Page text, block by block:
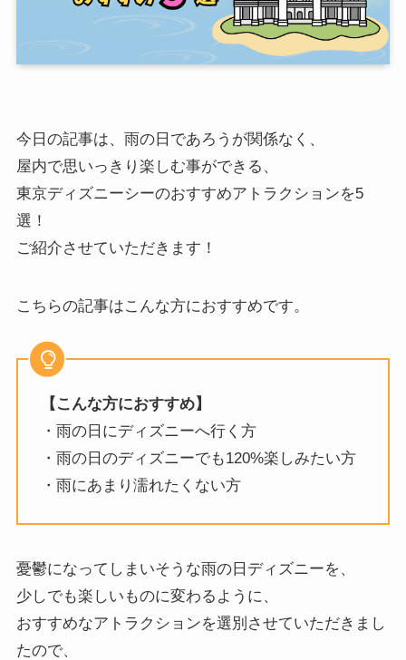
今日の記事は、雨の日であろうが関係なく、
屋内で思いっきり楽しむ事ができる 、
東京ディズニーシーのおすすめアトラクションを5
選！
ご紹介させていただきます！
こちらの記事はこんな方におすすめです。
【こんな方におすすめ】
・雨の日にディズニーへ行く方
・雨の日のディズニーでも120%楽しみたい方
・雨にあまり濡れたくない方
憂鬱になってしまいそうな雨の日ディズニーを、
少しでも楽しいものに変わるように、
おすすめなアトラクションを選別させていただきまし
たので、